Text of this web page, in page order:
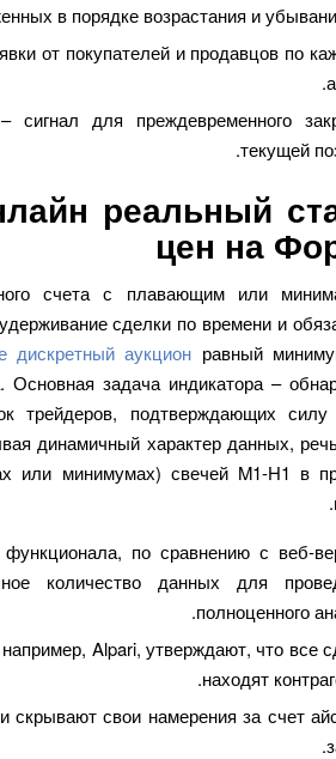
в порядке возрастания и
от покупателей и продавцов по
для преждевременного
текущей
реальный
цен на
счета с плавающим или
сделки по времени и
дискретный аукцион равный
Основная задача индикатора –
трейдеров, подтверждающих силу
динамичный характер данных,
или минимумах) свечей M1-H1 в
по сравнению с веб-
количество данных для
полноценного
Alpari, утверждают, что все
находят
свои намерения за счет